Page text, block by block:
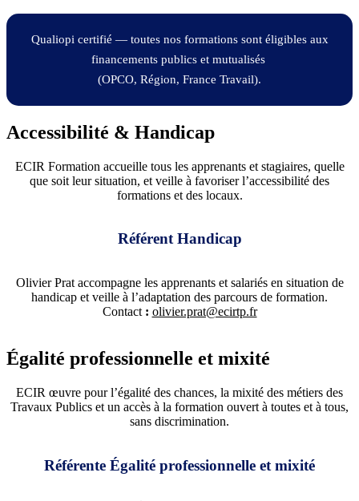
Qualiopi certifié — toutes nos formations sont éligibles aux
financements publics et mutualisés
(OPCO, Région, France Travail).
Accessibilité & Handicap
ECIR Formation accueille tous les apprenants et stagiaires, quelle
que soit leur situation, et veille à favoriser l’accessibilité des
formations et des locaux.
Référent Handicap
Olivier Prat accompagne les apprenants et salariés en situation de
handicap et veille à l’adaptation des parcours de formation.
Contact : olivier.prat@ecirtp.fr
Égalité professionnelle et mixité​
ECIR œuvre pour l’égalité des chances, la mixité des métiers des
Travaux Publics et un accès à la formation ouvert à toutes et à tous,
sans discrimination.
Référente Égalité professionnelle et mixité